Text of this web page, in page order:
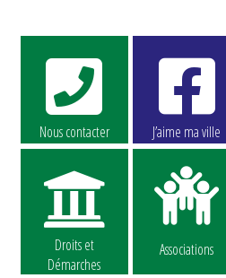
Nous contacter J’aime ma ville
Droits et
Démarches
Associations